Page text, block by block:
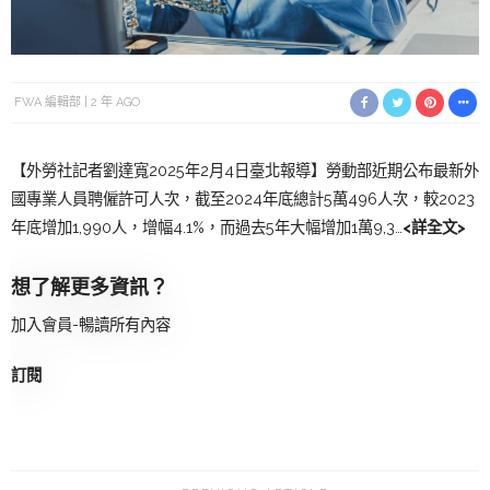
FWA 編輯部 2 年 AGO
【外勞社記者劉達寬2025年2月4日臺北報導】勞動部近期公布最新外
國專業人員聘僱許可人次，截至2024年底總計5萬496人次，較2023
年底增加1,990人，增幅4.1%，而過去5年大幅增加1萬9,3… <詳全文>
想了解更多資訊？
加入會員-暢讀所有內容
訂閱